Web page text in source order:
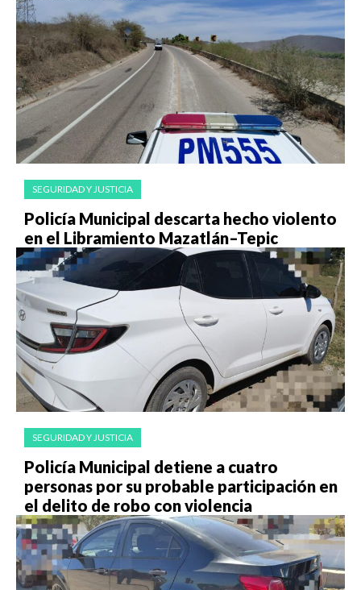
SEGURIDAD Y JUSTICIA
Policía Municipal descarta hecho violento
en el Libramiento Mazatlán–Tepic
SEGURIDAD Y JUSTICIA
Policía Municipal detiene a cuatro
personas por su probable participación en
el delito de robo con violencia